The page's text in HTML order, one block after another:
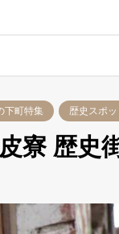
下町特集 歴史スポッ
寮 歴史